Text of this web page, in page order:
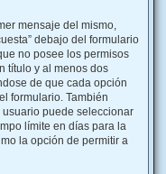
mensaje del mismo,
debajo del formulario
no posee los permisos
título y al menos dos
de que cada opción
formulario. También
puede seleccionar
límite en días para la
la opción de permitir a